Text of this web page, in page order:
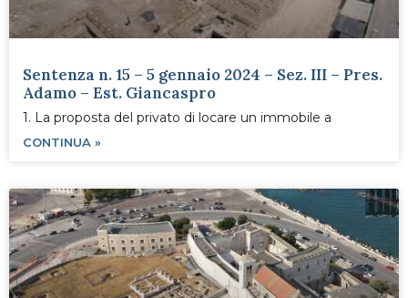
Sentenza n. 15 – 5 gennaio 2024 – Sez. III – Pres.
Adamo – Est. Giancaspro
1. La proposta del privato di locare un immobile a
CONTINUA »